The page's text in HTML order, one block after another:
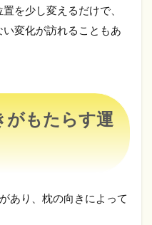
を少し変えるだけで、
変化が訪れることもあ
がもたらす運
あり、枕の向きによって